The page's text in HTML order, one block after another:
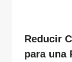
Reducir
para una